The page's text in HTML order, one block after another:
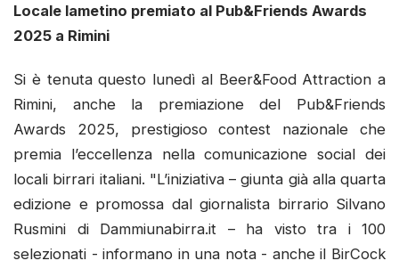
Locale lametino premiato al Pub&Friends Awards
2025 a Rimini
Si è tenuta questo lunedì al Beer&Food Attraction a
Rimini, anche la premiazione del Pub&Friends
Awards 2025, prestigioso contest nazionale che
premia l’eccellenza nella comunicazione social dei
locali birrari italiani. "L’iniziativa – giunta già alla quarta
edizione e promossa dal giornalista birrario Silvano
Rusmini di Dammiunabirra.it – ha visto tra i 100
selezionati - informano in una nota - anche il BirCock